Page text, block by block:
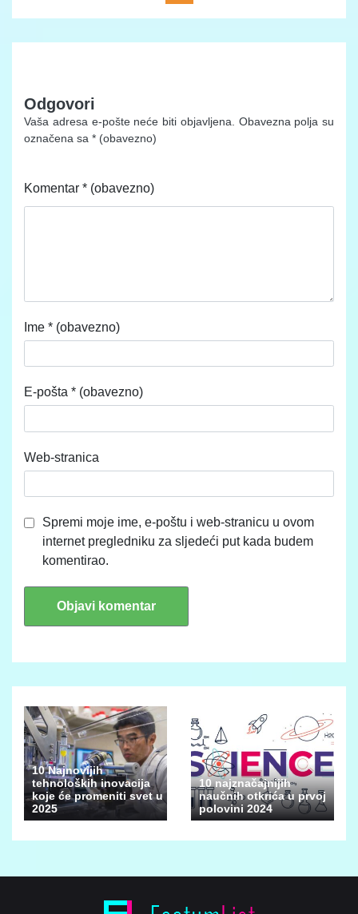
Odgovori
Vaša adresa e-pošte neće biti objavljena.
Obavezna polja su
označena sa * (obavezno)
Komentar * (obavezno)
Ime * (obavezno)
E-pošta * (obavezno)
Web-stranica
Spremi moje ime, e-poštu i web-stranicu u ovom
internet pregledniku za sljedeći put kada budem
komentirao.
10 Najnovijih
tehnoloških inovacija
koje će promeniti svet u
2025
10 najznačajnijih
naučnih otkrića u prvoj
polovini 2024